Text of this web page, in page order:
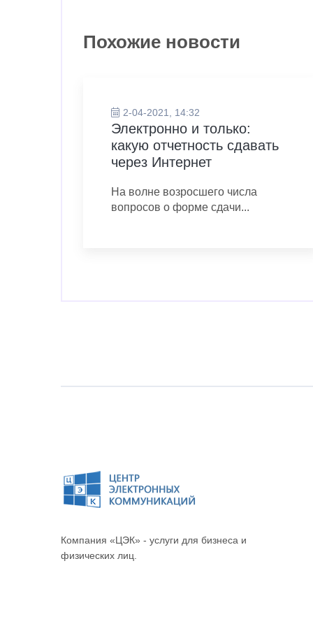
Похожие новости
2-04-2021, 14:32
Электронно и только:
какую отчетность сдавать
через Интернет
На волне возросшего числа
вопросов о форме сдачи...
Компания «ЦЭК» - услуги для бизнеса и
физических лиц.